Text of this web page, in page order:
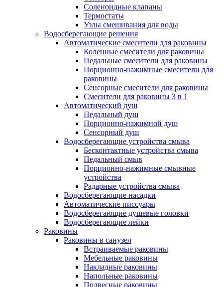
Соленоидные клапаны
Термостаты
Узлы смешивания для воды
Водосберегающие решения
Автоматические смесители для раковины
Коленные смесители для раковины
Педальные смесители для раковины
Порционно-нажимные смесители для
раковины
Сенсорные смесители для раковины
Смесители для раковины 3 в 1
Автоматический душ
Педальный душ
Порционно-нажимной душ
Сенсорный душ
Водосберегающие устройства смыва
Бесконтактные устройства смыва
Педальный смыв
Порционно-нажимные смывные
устройства
Радарные устройства смыва
Водосберегающие насадки
Автоматические писсуары
Водосберегающие душевые головки
Водосберегающие лейки
Раковины
Раковины в санузел
Встраиваемые раковины
Мебельные раковины
Накладные раковины
Напольные раковины
Подвесные раковины